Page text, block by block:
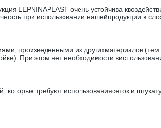
LEPNINAPLAST очень устойчива
при использовании нашейпродукции в
произведенными из другихматериалов
При этом нет необходимости
требуют использованиясеток и